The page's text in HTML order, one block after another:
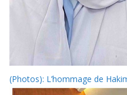
(Photos): L’hommage de